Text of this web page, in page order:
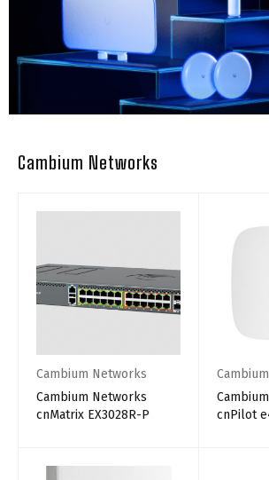
Cambium Networks
Cambium Networks
Cambium Networks
cnMatrix EX3028R-P
cnPilot